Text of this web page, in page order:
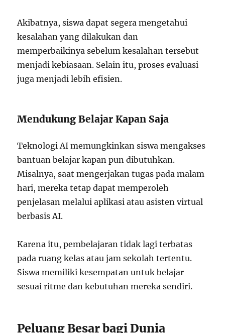
Akibatnya, siswa dapat segera mengetahui
kesalahan yang dilakukan dan
memperbaikinya sebelum kesalahan tersebut
menjadi kebiasaan. Selain itu, proses evaluasi
juga menjadi lebih efisien.
Mendukung Belajar Kapan Saja
Teknologi AI memungkinkan siswa mengakses
bantuan belajar kapan pun dibutuhkan.
Misalnya, saat mengerjakan tugas pada malam
hari, mereka tetap dapat memperoleh
penjelasan melalui aplikasi atau asisten virtual
berbasis AI.
Karena itu, pembelajaran tidak lagi terbatas
pada ruang kelas atau jam sekolah tertentu.
Siswa memiliki kesempatan untuk belajar
sesuai ritme dan kebutuhan mereka sendiri.
Peluang Besar bagi Dunia